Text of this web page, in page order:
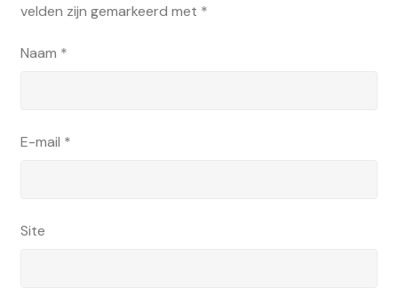
velden zijn gemarkeerd met *
Naam *
E-mail *
Site